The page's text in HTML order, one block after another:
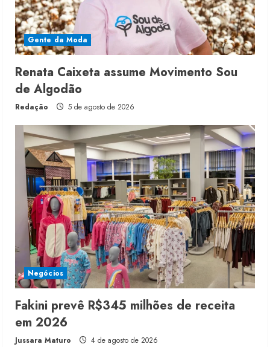
Gente da Moda
Renata Caixeta assume Movimento Sou
de Algodão
Redação 5 de agosto de 2026
Negócios
Fakini prevê R$345 milhões de receita
em 2026
Jussara Maturo 4 de agosto de 2026